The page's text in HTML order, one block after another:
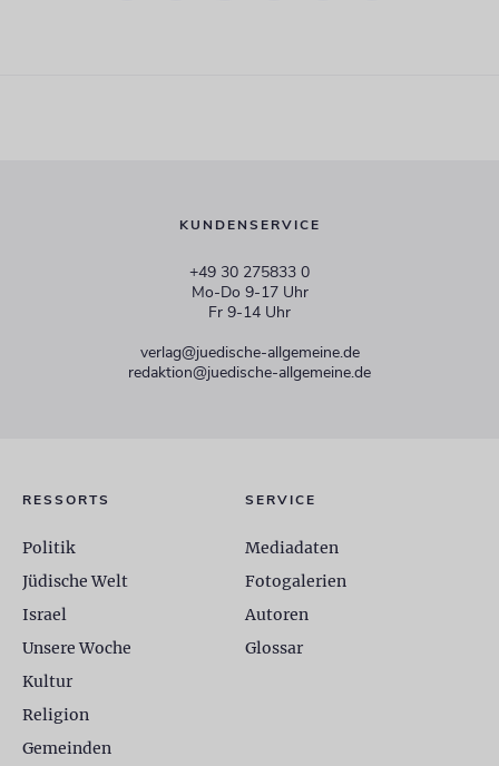
KUNDENSERVICE
+49 30 275833 0
Mo-Do 9-17 Uhr
Fr 9-14 Uhr
verlag@juedische-allgemeine.de
redaktion@juedische-allgemeine.de
RESSORTS
Politik
Jüdische Welt
Israel
Unsere Woche
Kultur
Religion
Gemeinden
SERVICE
Mediadaten
Fotogalerien
Autoren
Glossar